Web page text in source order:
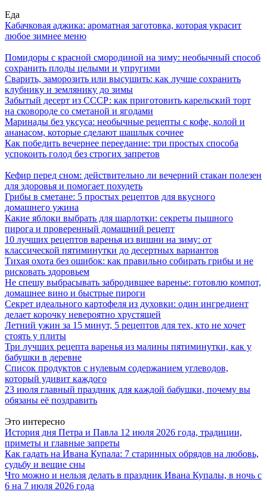
Еда
Кабачковая аджика: ароматная заготовка, которая украсит
любое зимнее меню
Помидоры с красной смородиной на зиму: необычный способ
сохранить плоды целыми и упругими
Сварить, заморозить или высушить: как лучше сохранить
клубнику и землянику до зимы
Забытый десерт из СССР: как приготовить карельский торт
на сковороде со сметаной и ягодами
Маринады без уксуса: необычные рецепты с кофе, колой и
ананасом, которые сделают шашлык сочнее
Как победить вечернее переедание: три простых способа
успокоить голод без строгих запретов
Кефир перед сном: действительно ли вечерний стакан полезен
для здоровья и помогает похудеть
Грибы в сметане: 5 простых рецептов для вкусного
домашнего ужина
Какие яблоки выбрать для шарлотки: секреты пышного
пирога и проверенный домашний рецепт
10 лучших рецептов варенья из вишни на зиму: от
классической пятиминутки до десертных вариантов
Тихая охота без ошибок: как правильно собирать грибы и не
рисковать здоровьем
Не спешу выбрасывать забродившее варенье: готовлю компот,
домашнее вино и быстрые пироги
Секрет идеального картофеля из духовки: один ингредиент
делает корочку невероятно хрустящей
Летний ужин за 15 минут, 5 рецептов для тех, кто не хочет
стоять у плиты
Три лучших рецепта варенья из малины пятиминутки, как у
бабушки в деревне
Список продуктов с нулевым содержанием углеводов,
который удивит каждого
23 июля главный праздник для каждой бабушки, почему вы
обязаны её поздравить
Это интересно
История дня Петра и Павла 12 июля 2026 года, традиции,
приметы и главные запреты
Как гадать на Ивана Купала: 7 старинных обрядов на любовь,
судьбу и вещие сны
Что можно и нельзя делать в праздник Ивана Купалы, в ночь с
6 на 7 июля 2026 года